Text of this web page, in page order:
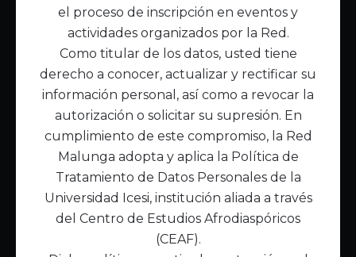
Enlaces de interés
Publicaciones
Noticias
Contáctanos
Política de Tratamiento de Datos
el proceso de inscripción en eventos y
actividades organizados por la Red.
Como titular de los datos, usted tiene
derecho a conocer, actualizar y rectificar su
información personal, así como a revocar la
autorización o solicitar su supresión. En
cumplimiento de este compromiso, la Red
Malunga adopta y aplica la Política de
Tratamiento de Datos Personales de la
Universidad Icesi, institución aliada a través
del Centro de Estudios Afrodiaspóricos
(CEAF).